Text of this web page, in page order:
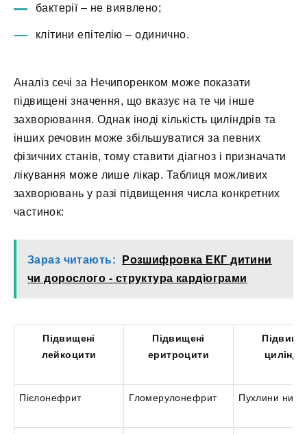
бактерії – не виявлено;
клітини епітелію – одинично.
Аналіз сечі за Нечипоренком може показати
підвищені значення, що вказує на те чи інше
захворювання. Однак іноді кількість циліндрів та
інших речовин може збільшуватися за певних
фізичних станів, тому ставити діагноз і призначати
лікування може лише лікар. Таблиця можливих
захворювань у разі підвищення числа конкретних
частинок:
Зараз читають:
Розшифровка ЕКГ дитини
чи дорослого - структура кардіограми
Підвищені
лейкоцити
Підвищені
еритроцити
Пієлонефрит Гломерулонефрит Пухлини